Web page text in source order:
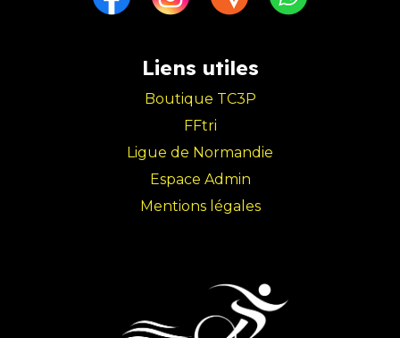
Liens utiles
Boutique TC3P
FFtri
Ligue de Normandie
Espace Admin
Mentions légales